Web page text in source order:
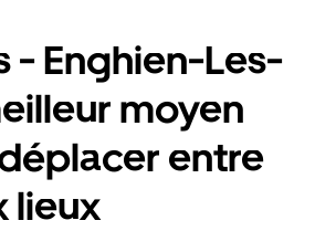
- Enghien-Les-
moyen
entre
lieux